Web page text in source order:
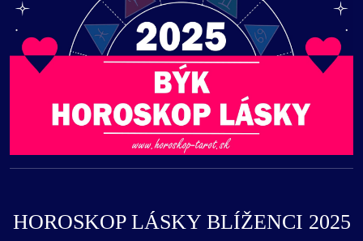
HOROSKOP LÁSKY BLÍŽENCI 2025